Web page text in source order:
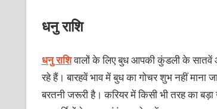
धनु राशि
धनु राशिवालों के लिए बुध आपकी कुंडली के सातवें
रहे हैं। बारहवें भाव में बुध का गोचर शुभ नहीं
बरतनी जरूरी है। करियर में किसी भी तरह का